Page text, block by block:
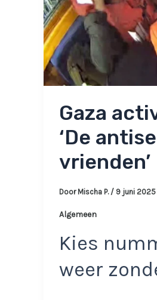
Gaza
‘De
vrienden’
Door Mischa P. / 9 juni 2025
Algemeen
Kies
weer